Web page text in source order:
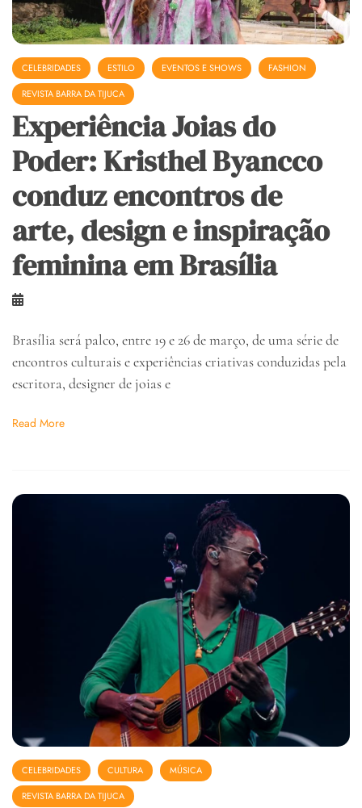
CELEBRIDADES ESTILO EVENTOS E SHOWS
FASHION
REVISTA BARRA DA TIJUCA
Experiência Joias do
Poder: Kristhel Byancco
conduz encontros de
arte, design e inspiração
feminina em Brasília
Brasília será palco, entre 19 e 26 de março, de uma série de
encontros culturais e experiências criativas conduzidas pela
escritora, designer de joias e
Read More
CELEBRIDADES CULTURA
MÚSICA
REVISTA BARRA DA TIJUCA